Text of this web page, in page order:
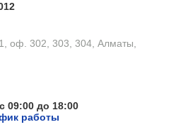
оф. 302, 303, 304, Алматы,
09:00 до 18:00
работы